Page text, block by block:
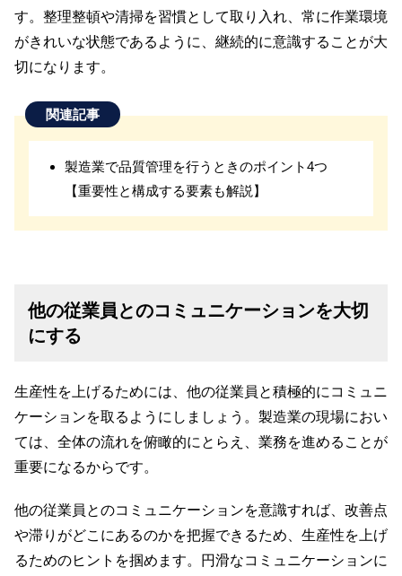
す。整理整頓や清掃を習慣として取り入れ、常に作業環境
がきれいな状態であるように、継続的に意識することが大
切になります。
関連記事
製造業で品質管理を行うときのポイント4つ
【重要性と構成する要素も解説】
他の従業員とのコミュニケーションを大切
にする
生産性を上げるためには、他の従業員と積極的にコミュニ
ケーションを取るようにしましょう。製造業の現場におい
ては、全体の流れを俯瞰的にとらえ、業務を進めることが
重要になるからです。
他の従業員とのコミュニケーションを意識すれば、改善点
や滞りがどこにあるのかを把握できるため、生産性を上げ
るためのヒントを掴めます。円滑なコミュニケーションに